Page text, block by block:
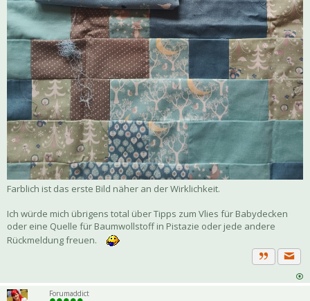
Farblich ist das erste Bild näher an der Wirklichkeit.
Ich würde mich übrigens total über Tipps zum Vlies für Babydecken
oder eine Quelle für Baumwollstoff in Pistazie oder jede andere
Rückmeldung freuen.
Zitat
Forumaddict